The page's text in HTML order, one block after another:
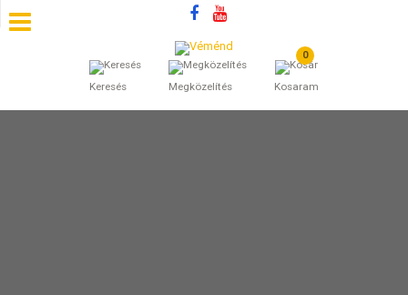
Keresés Megközelítés
0
Kosaram
SZÁLLÁSOK
BEJEGYZÉSEK